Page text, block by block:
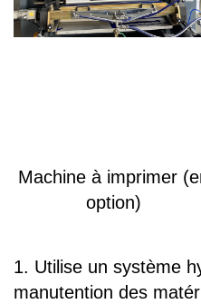
Machine à imprimer
option)
1. Utilise un système
manutention des